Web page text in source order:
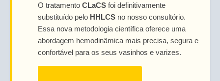
O tratamento CLaCS foi definitivamente
substituído pelo HHLCS no nosso consultório.
Essa nova metodologia científica oferece uma
abordagem hemodinâmica mais precisa, segura e
confortável para os seus vasinhos e varizes.